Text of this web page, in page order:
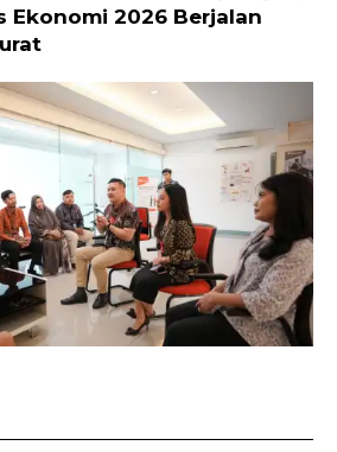
Ekonomi 2026 Berjalan